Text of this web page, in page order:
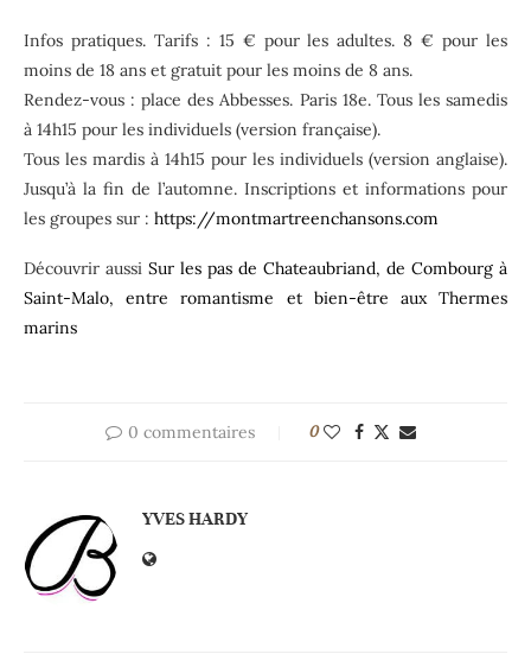
Infos pratiques. Tarifs : 15 € pour les adultes. 8 € pour les
moins de 18 ans et gratuit pour les moins de 8 ans.
Rendez-vous : place des Abbesses. Paris 18e. Tous les samedis
à 14h15 pour les individuels (version française).
Tous les mardis à 14h15 pour les individuels (version anglaise).
Jusqu’à la fin de l’automne. Inscriptions et informations pour
les groupes sur : https://montmartreenchansons.com
Découvrir aussi Sur les pas de Chateaubriand, de Combourg à
Saint-Malo, entre romantisme et bien-être aux Thermes
marins
0 commentaires 0
YVES HARDY